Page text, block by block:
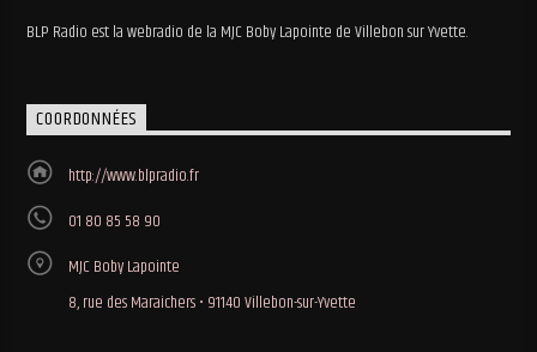
BLP Radio est la webradio de la MJC Boby Lapointe de Villebon sur Yvette.
COORDONNÉES
http://www.blpradio.fr
01 80 85 58 90
MJC Boby Lapointe
8, rue des Maraichers • 91140 Villebon-sur-Yvette